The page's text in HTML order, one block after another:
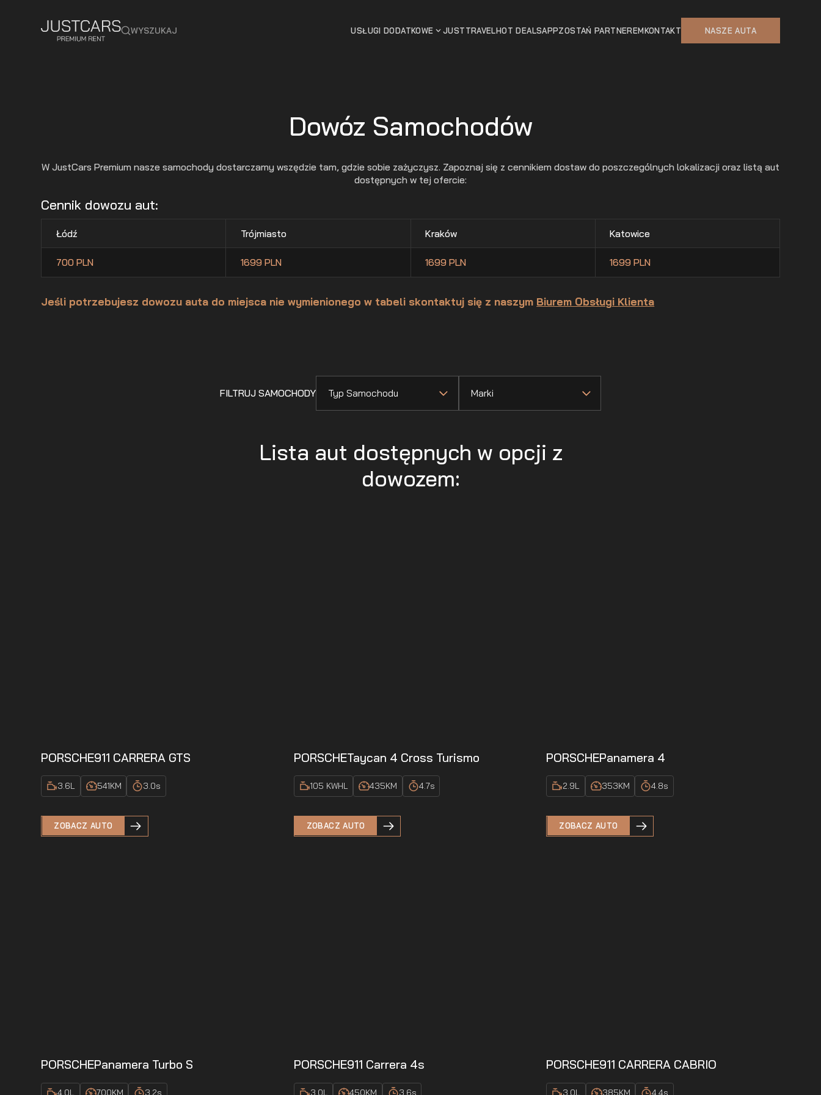
WYSZUKAJ USŁUGI DODATKOWE JUSTTRAVELHOT DEALSAPPZOSTAŃ PARTNEREMKONTAKT NASZE AUTA
Dowóz Samochodów
W JustCars Premium nasze samochody dostarczamy wszędzie tam, gdzie sobie zażyczysz. Zapoznaj się z cennikiem dostaw do poszczególnych lokalizacji oraz listą aut
dostępnych w tej ofercie:
Cennik dowozu aut:
Łódź
700 PLN
Trójmiasto
1699 PLN
Kraków
1699 PLN
Katowice
1699 PLN
Jeśli potrzebujesz dowozu auta do miejsca nie wymienionego w tabeli skontaktuj się z naszym Biurem Obsługi Klienta
FILTRUJ SAMOCHODY Typ Samochodu Marki
Lista aut dostępnych w opcji z
dowozem:
PORSCHE911 CARRERA GTS
3.6L 541KM 3.0s
ZOBACZ AUTO
PORSCHETaycan 4 Cross Turismo
105 KWHL 435KM 4.7s
ZOBACZ AUTO
PORSCHEPanamera 4
2.9L 353KM 4.8s
ZOBACZ AUTO
PORSCHEPanamera Turbo S
4.0L 700KM 3.2s
PORSCHE911 Carrera 4s
3.0L 450KM 3.6s
PORSCHE911 CARRERA CABRIO
3.0L 385KM 4.4s